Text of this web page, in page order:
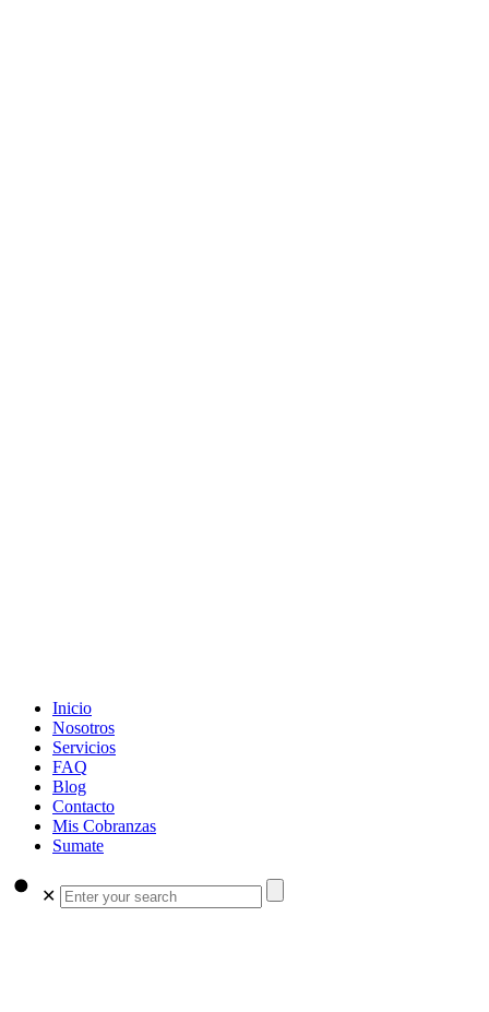
Inicio
Nosotros
Servicios
FAQ
Blog
Contacto
Mis Cobranzas
Sumate
✕